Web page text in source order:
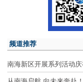
频道推荐
南海新区开展系列活动